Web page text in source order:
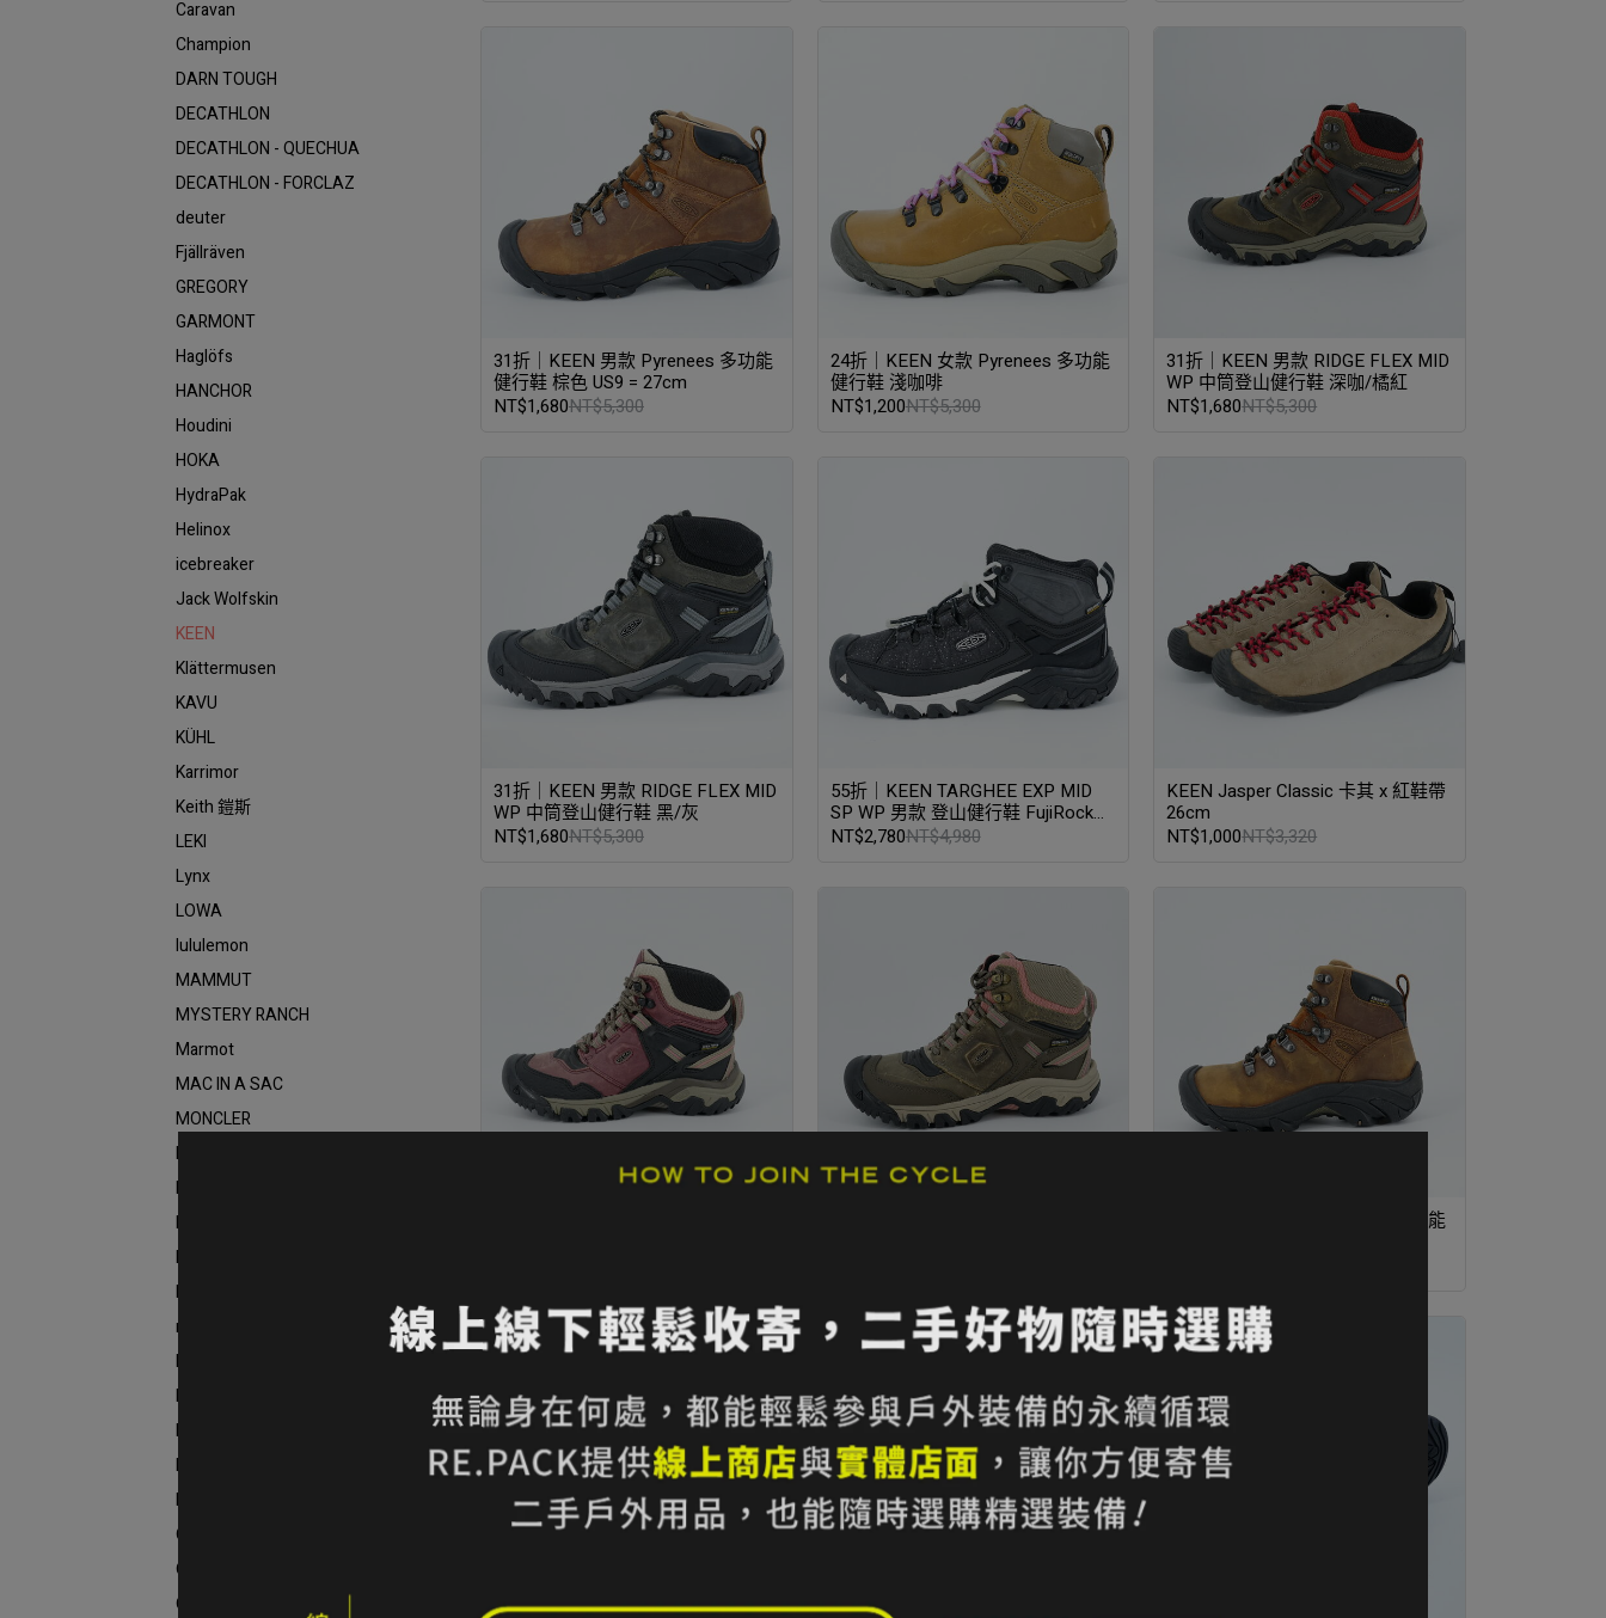
Caravan
Champion
DARN TOUGH
DECATHLON
DECATHLON - QUECHUA
DECATHLON - FORCLAZ
deuter
Fjällräven
GREGORY
GARMONT
Haglöfs
HANCHOR
Houdini
HOKA
HydraPak
Helinox
icebreaker
Jack Wolfskin
KEEN
Klättermusen
KAVU
KÜHL
Karrimor
Keith 鎧斯
LEKI
Lynx
LOWA
lululemon
MAMMUT
MYSTERY RANCH
Marmot
MAC IN A SAC
MONCLER
MSR
MERRELL
Mountain Hardwear
Mountneer
MILLET
mont-bell
NORRØNA
Naturehike
NEW ERA
National Geographic
Nuit 努特
Outdoor Research
OSPREY
Odlo
31折｜KEEN 男款 Pyrenees 多功能
健行鞋 棕色 US9 = 27cm
NT$1,680NT$5,300
24折｜KEEN 女款 Pyrenees 多功能
健行鞋 淺咖啡
NT$1,200NT$5,300
31折｜KEEN 男款 RIDGE FLEX MID
WP 中筒登山健行鞋 深咖/橘紅
NT$1,680NT$5,300
31折｜KEEN 男款 RIDGE FLEX MID
WP 中筒登山健行鞋 黑/灰
NT$1,680NT$5,300
55折｜KEEN TARGHEE EXP MID
SP WP 男款 登山健行鞋 FujiRock聯
名款 星空黑 US9.5 = 27.5cm
NT$2,780NT$4,980
KEEN Jasper Classic 卡其 x 紅鞋帶
26cm
NT$1,000NT$3,320
24折｜KEEN 女款 Pyrenees 多功能